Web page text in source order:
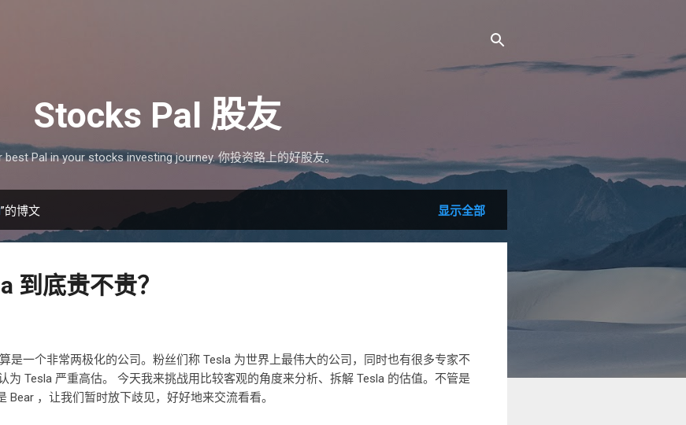
Stocks Pal 股友
best Pal in your stocks investing journey. 你投资路上的好股友。
”的博文 显示全部
到底贵不贵？
是一个非常两极化的公司。粉丝们称 Tesla 为世界上最伟大的公司，同时也有很多专家不
为 Tesla 严重高估。 今天我来挑战用比较客观的角度来分析、拆解 Tesla 的估值。不管是
Bear ，让我们暂时放下歧见，好好地来交流看看。